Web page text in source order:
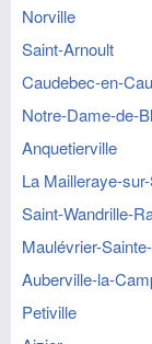
Norville
Saint-Arnoult
Caudebec-en-
Notre-Dame-de-
Anquetierville
La Mailleraye-
Saint-Wandrille-
Maulévrier-
Auberville-la-
Petiville